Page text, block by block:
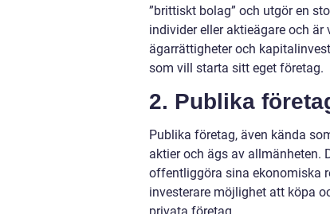
”brittiskt bolag” och utgör en
individer eller aktieägare och
ägarrättigheter och
som vill starta sitt eget företag.
2. Publika
Publika företag, även kända
aktier och ägs av allmänheten.
offentliggöra sina ekonomiska
investerare möjlighet att köpa
privata företag.